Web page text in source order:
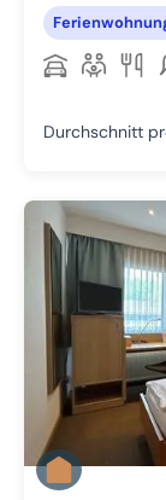
Durchschnitt